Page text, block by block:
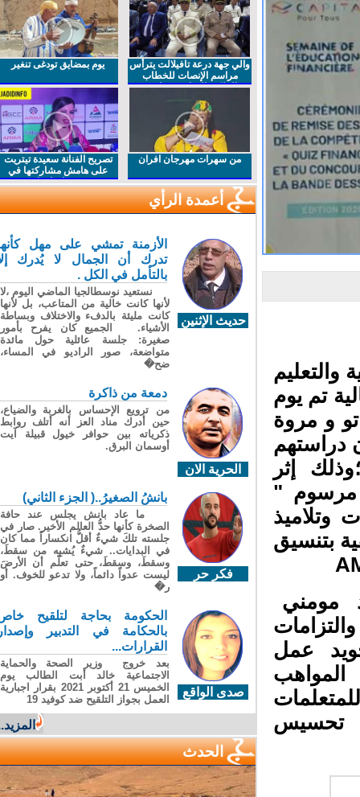
تميوم
و مروة
دراستهم
إثر
"
وتلاميذ
بتنسيق
مومني
إلى تجويد عمل
تحسيس
والي جهة درعة تافيلالت يترأس
مراسم الإنصات للخطاب
الملكي السامي بمناسبة
يوم بمضايق تودغى تنغير
من سهرات مهرجان افران
تصريح الفنانة سعيدة تيتريت
على هامش مشاركتها في
مهرجان افران
أعمدة الرأي
حديث الإثنين
الأزمنة تمشي على مهل كأنها
تدرك أن الجمال لا يُدرك إلا
بالتأمل في الكل .
نستعيد نوسطالجيا الماضي اليوم ،لا
لأنها كانت خالية من المتاعب، بل لأنها
كانت مليئة بالدفء والاختلاف وبساطة
الأشياء. الجميع كان يفرح بأمور
صغيرة: جلسة عائلية حول مائدة
متواضعة، صور الراديو في المساء،
ضح�
الحرية الان
دمعة من ذاكرة
من ترويع الإحساس بالغربة والضياع،
حين أدرك مناد العز أنه أتلف روابط
ذكرياته بين حوافر خيول قبيلة آيت
أوسمان البرق.
فكر حر
بانشُ الصغيرُ..( الجزء الثاني)
ما عاد بانش يجلس عند حافة
الصخرة كأنها حدُّ العالم الأخير. صار في
جلسته تلكَ شيءٌ أقلُّ انكساراً مما كان
في البدايات.. شيءٌ يُشبِه من سقطَ،
وسقطَ، وسقطَ، حتى تعلّم أن الأرضَ
ليست عدواً دائماً، ولا تدعو للخوف. أو
ر�
صدى الواقع
الحكومة بحاجة لتلقيح خاص
بالحكامة في التدبير وإصدار
القرارات...
بعد خروج وزير الصحة والحماية
الاجتماعية خالد أبت الطالب يوم
الخميس 21 أكتوبر 2021 بقرار اجبارية
العمل بجواز التلقيح ضد كوفيد 19
المزيد...
الحدث